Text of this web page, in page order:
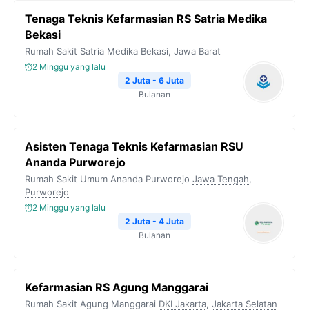
Tenaga Teknis Kefarmasian RS Satria Medika
Bekasi
Rumah Sakit Satria Medika Bekasi, Jawa Barat
2 Minggu yang lalu
2 Juta - 6 Juta
Bulanan
Asisten Tenaga Teknis Kefarmasian RSU
Ananda Purworejo
Rumah Sakit Umum Ananda Purworejo Jawa Tengah,
Purworejo
2 Minggu yang lalu
2 Juta - 4 Juta
Bulanan
Kefarmasian RS Agung Manggarai
Rumah Sakit Agung Manggarai DKI Jakarta, Jakarta Selatan